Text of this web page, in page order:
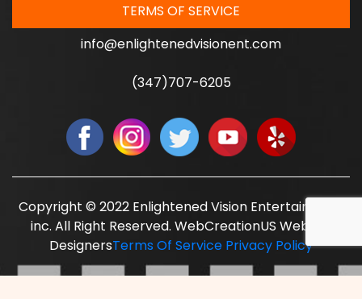
TERMS OF SERVICE
info@enlightenedvisionent.com
(347)707-6205
Copyright © 2022 Enlightened Vision Entertainment
inc. All Right Reserved. WebCreationUS Website
DesignersTerms Of Service Privacy Policy